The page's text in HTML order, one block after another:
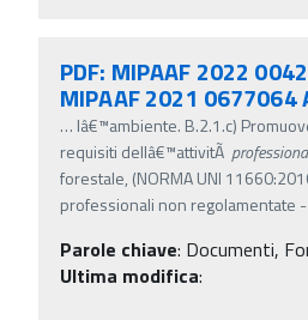
PDF: MIPAAF 2022
MIPAAF 2021
… lâ€™ambiente. B.2.1.c)
requisiti dellâ€™attivitÃ
forestale, (NORMA UNI
professionali non regolamentate -
Parole chiave: Documenti,
Ultima modifica: